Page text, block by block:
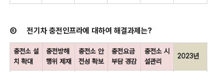
⑥ 전기차 충전인프라에 대하여 해결과제는?
충전소 설
치 확대
충전방해
행위 제재
충전소 안
전성 확보
충전요금
부담 경감
충전소 시
설관리
2023년